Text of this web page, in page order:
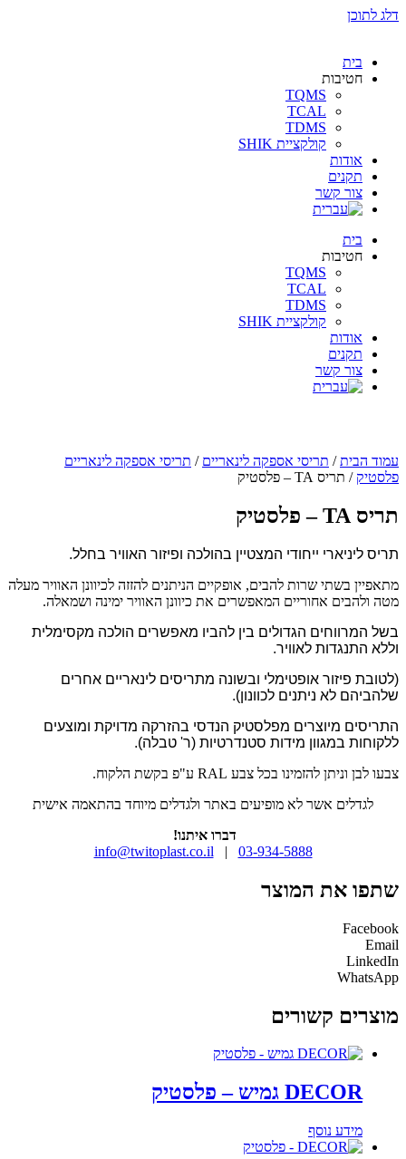
דלג לתוכן
בית
חטיבות
TQMS
TCAL
TDMS
קולקציית SHIK
אודות
תקנים
צור קשר
בית
חטיבות
TQMS
TCAL
TDMS
קולקציית SHIK
אודות
תקנים
צור קשר
עמוד הבית/ תריסי אספקה לינאריים / תריסי אספקה לינאריים
פלסטיק / תריס TA – פלסטיק
תריס TA – פלסטיק
תריס ליניארי ייחודי המצטיין בהולכה ופיזור האוויר בחלל.
מתאפיין בשתי שרות להבים, אופקיים הניתנים להזזה לכיוונן האוויר מעלה
מטה ולהבים אחוריים המאפשרים את כיוונן האוויר ימינה ושמאלה.
בשל המרווחים הגדולים בין להביו מאפשרים הולכה מקסימלית
וללא התנגדות לאוויר.
(לטובת פיזור אופטימלי ובשונה מתריסים לינאריים אחרים
שלהביהם לא ניתנים לכוונון).
התריסים מיוצרים מפלסטיק הנדסי בהזרקה מדויקת ומוצעים
ללקוחות במגוון מידות סטנדרטיות (ר' טבלה).
צבעו לבן וניתן להזמינו בכל צבע RAL ע"פ בקשת הלקוח.
לגדלים אשר לא מופיעים באתר ולגדלים מיוחד בהתאמה אישית
דברו איתנו!
03-934-5888
|
info@twitoplast.co.il
שתפו את המוצר
Facebook
Email
LinkedIn
WhatsApp
מוצרים קשורים
DECOR גמיש – פלסטיק
מידע נוסף